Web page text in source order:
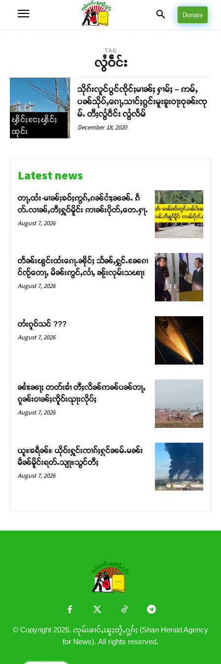
တႃႇႁႂ်ႈသဵင်ၵၢင်ၸႂ်ၵူၼ်းမိူင်း ၵူႈတီႈၵူႈလႅၼ်ပေႃးတေၸွ
တ်ႇ တူဝ်ႈလုမ်ႈၾႃႉၼၼ်ႉ ၶဝ်ႈႁူမ်ႈၵမ်ႉထႅမ် ၸုမ်းၶၢ
ဝ်ႇၽူႈတွႆႇႁွၵ်ႈ လႆႈယူႇၶႃႈဢေႃႈ။
Donate
TAG
လွႆဝဵင်း
ၾိင်ႈငႄႈၾိင်ႈ
ထုင်း
သိုၵ်းလူင်ပွင်ၸိုင်ႈမၢၼ်ႈ ႁၢမ်ႈ – ဢမ်ႇ
ပၼ်သိုပ်ႇၵေႃႇသၢင်ႈၵွင်းမူးၶူးဝႃးဝုၼ်းၸု
မ်ႉ တီႈလွႆဝဵင်း လွႆလႅမ်
December 18, 2020
Latest news
တႃႇထႆး-မၢၼ်ႈၶဝ်ႈဢွၵ်ႇၵၼ်ငၢႆႈၼၼ်ႉ ၵဵ
တ်ႉလၢၼ်ႇတီႈႁူဝ်မိူင်း ဢၢၼ်းပိုတ်ႇတေႉႁႃႉ
August 7, 2026
တႅၼ်းၽွင်းထႆးၵေႃႉၼိုင်ႈ သႅၼ်ႇႁွင်ႉၼႄၵၢ
င်ၸႂ်တေႃႇ မိၼ်းဢွင်ႇလၢႆႇ ၼႂ်းလုမ်းသၽႃး
August 7, 2026
တႆးၵူဝ်သင် ???
August 7, 2026
ၼၢႆးၼႃႈ တတ်းၶၢႆ တီႈလိၼ်ဢၼ်ပၼ်တႃႇ
ၵူၼ်းဝၢၼ်ႈၸိူဝ်းၺႃးလိုပ်ႈ
August 7, 2026
ယူႊၶရဵၼ်ႊ ယိုဝ်းႁူင်းၸၢၵ်ႈႁုင်ၼမ်ႉမၼ်း
မဵၼ်မိူင်းရတ်ႉသျႃႊသွင်တီႈ
August 7, 2026
© Copyright 2026. ၸုမ်းၶၢဝ်ႇၽူႈတွႆႇႁွၵ်ႈ (Shan Herald Agency
for News). All rights reserved.